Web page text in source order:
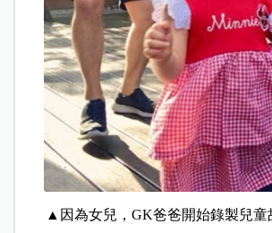
▲因為女兒，GK爸爸開始錄製兒童